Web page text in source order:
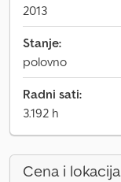
2013
Stanje:
polovno
Radni sati:
3.192 h
Cena i lokacija